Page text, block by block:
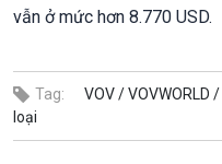
vẫn ở mức hơn 8.770 USD.
Tag: VOV /VOVWORLD /
loại